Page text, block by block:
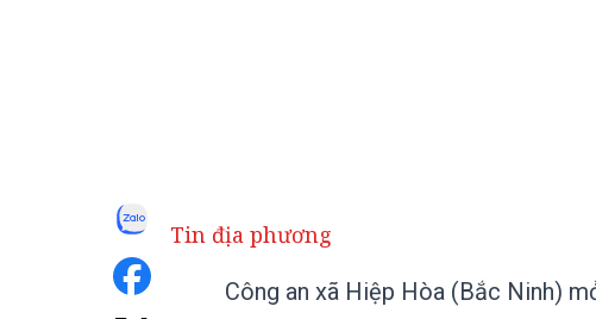
Tin địa phương
Công an xã Hiệp Hòa (Bắc Ninh)